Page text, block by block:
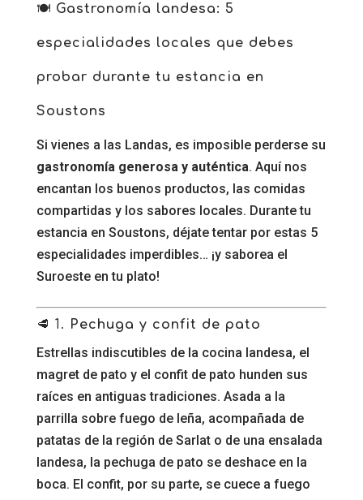
🍽️ Gastronomía landesa: 5
especialidades locales que debes
probar durante tu estancia en
Soustons
Si vienes a las Landas, es imposible perderse su
gastronomía generosa y auténtica. Aquí nos
encantan los buenos productos, las comidas
compartidas y los sabores locales. Durante tu
estancia en Soustons, déjate tentar por estas 5
especialidades imperdibles… ¡y saborea el
Suroeste en tu plato!
🥩 1. Pechuga y confit de pato
Estrellas indiscutibles de la cocina landesa, el
magret de pato y el confit de pato hunden sus
raíces en antiguas tradiciones. Asada a la
parrilla sobre fuego de leña, acompañada de
patatas de la región de Sarlat o de una ensalada
landesa, la pechuga de pato se deshace en la
boca. El confit, por su parte, se cuece a fuego